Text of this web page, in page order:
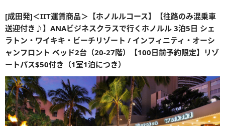
[成田発]＜IIT運賃商品＞【ホノルルコース】【往路のみ混乗車
送迎付き♪】ANAビジネスクラスで行くホノルル 3泊5日 シェ
ラトン・ワイキキ・ビーチリゾート / インフィニティ・オーシ
ャンフロント ベッド2台（20-27階）【100日前予約限定】リゾ
ートパス$50付き（1室1泊につき）